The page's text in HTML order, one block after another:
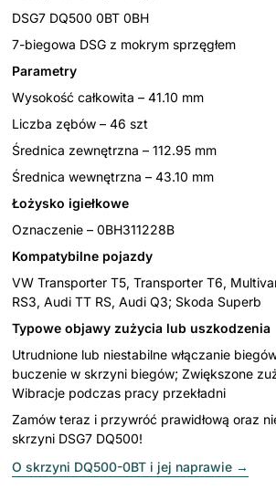
DSG7 DQ500 0BT 0BH
7-biegowa DSG z mokrym sprzęgłem
Parametry
Wysokość całkowita – 41.10 mm
Liczba zębów – 46 szt
Średnica zewnętrzna – 112.95 mm
Średnica wewnętrzna – 43.10 mm
Łożysko igiełkowe
Oznaczenie – 0BH311228B
Kompatybilne pojazdy
VW Transporter T5, Transporter T6,
RS3, Audi TT RS, Audi Q3; Skoda Superb
Typowe objawy zużycia lub uszkodzenia
Utrudnione lub niestabilne włączanie
buczenie w skrzyni biegów; Zwiększone
Wibracje podczas pracy przekładni
Zamów teraz і przywróć prawidłową oraz
skrzyni DSG7 DQ500!
O skrzyni DQ500-0BT i jej naprawie →